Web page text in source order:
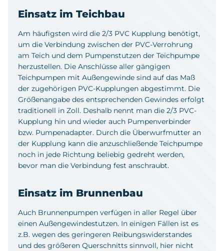
Einsatz im Teichbau
Am häufigsten wird die 2/3 PVC Kupplung benötigt,
um die Verbindung zwischen der PVC-Verrohrung
am Teich und dem Pumpenstutzen der Teichpumpe
herzustellen. Die Anschlüsse aller gängigen
Teichpumpen mit Außengewinde sind auf das Maß
der zugehörigen PVC-Kupplungen abgestimmt. Die
Größenangabe des entsprechenden Gewindes erfolgt
traditionell in Zoll. Deshalb nennt man die 2/3 PVC-
Kupplung hin und wieder auch Pumpenverbinder
bzw. Pumpenadapter. Durch die Überwurfmutter an
der Kupplung kann die anzuschließende Teichpumpe
noch in jede Richtung beliebig gedreht werden,
bevor man die Verbindung fest anschraubt.
Einsatz im Brunnenbau
Auch Brunnenpumpen verfügen in aller Regel über
einen Außengewindestutzen. In einigen Fällen ist es
z.B. wegen des geringeren Reibungswiderstandes
und des größeren Querschnitts sinnvoll, hier nicht